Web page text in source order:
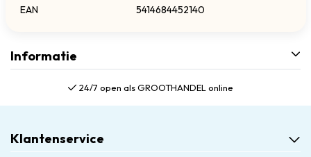
EAN
5414684452140
Informatie
24/7 open als GROOTHANDEL online
Klantenservice